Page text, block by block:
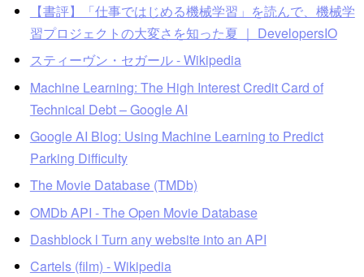
【書評】「仕事ではじめる機械学習」を読んで、機械学
習プロジェクトの大変さを知った夏 ｜ DevelopersIO
スティーヴン・セガール - Wikipedia
Machine Learning: The High Interest Credit Card of
Technical Debt – Google AI
Google AI Blog: Using Machine Learning to Predict
Parking Difficulty
The Movie Database (TMDb)
OMDb API - The Open Movie Database
Dashblock l Turn any website into an API
Cartels (film) - Wikipedia